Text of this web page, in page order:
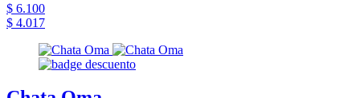
$ 6.100
$ 4.017